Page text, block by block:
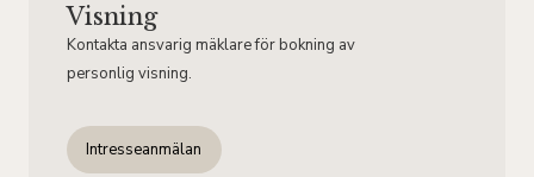
Visning
Kontakta ansvarig mäklare för bokning av
personlig visning.
Intresseanmälan